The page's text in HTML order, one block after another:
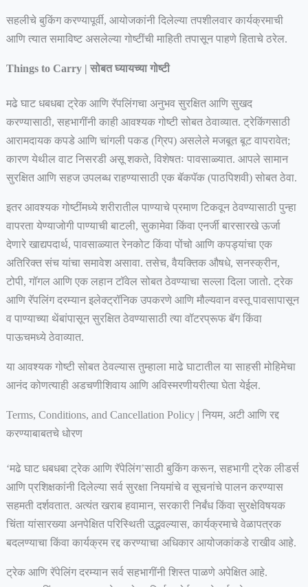
सहलीचे बुकिंग करण्यापूर्वी, आयोजकांनी दिलेल्या तपशीलवार कार्यक्रमाची
आणि त्यात समाविष्ट असलेल्या गोष्टींची माहिती तपासून पाहणे हिताचे ठरेल.
Things to Carry | सोबत घ्यायच्या गोष्टी
मढे घाट धबधबा ट्रेक आणि रॅपलिंगचा अनुभव सुरक्षित आणि सुखद
करण्यासाठी, सहभागींनी काही आवश्यक गोष्टी सोबत ठेवाव्यात. ट्रेकिंगसाठी
आरामदायक कपडे आणि चांगली पकड (ग्रिप) असलेले मजबूत बूट वापरावेत;
कारण येथील वाट निसरडी असू शकते, विशेषतः पावसाळ्यात. आपले सामान
सुरक्षित आणि सहज उपलब्ध राहण्यासाठी एक बॅकपॅक (पाठपिशवी) सोबत ठेवा.
इतर आवश्यक गोष्टींमध्ये शरीरातील पाण्याचे प्रमाण टिकवून ठेवण्यासाठी पुन्हा
वापरता येण्याजोगी पाण्याची बाटली, सुकामेवा किंवा एनर्जी बारसारखे ऊर्जा
देणारे खाद्यपदार्थ, पावसाळ्यात रेनकोट किंवा पोंचो आणि कपड्यांचा एक
अतिरिक्त संच यांचा समावेश असावा. तसेच, वैयक्तिक औषधे, सनस्क्रीन,
टोपी, गॉगल आणि एक लहान टॉवेल सोबत ठेवण्याचा सल्ला दिला जातो. ट्रेक
आणि रॅपलिंग दरम्यान इलेक्ट्रॉनिक उपकरणे आणि मौल्यवान वस्तू पावसापासून
व पाण्याच्या थेंबांपासून सुरक्षित ठेवण्यासाठी त्या वॉटरप्रूफ बॅग किंवा
पाऊचमध्ये ठेवाव्यात.
या आवश्यक गोष्टी सोबत ठेवल्यास तुम्हाला माढे घाटातील या साहसी मोहिमेचा
आनंद कोणत्याही अडचणीशिवाय आणि अविस्मरणीयरीत्या घेता येईल.
Terms, Conditions, and Cancellation Policy | नियम, अटी आणि रद्द
करण्याबाबतचे धोरण
‘मढे घाट धबधबा ट्रेक आणि रॅपेलिंग’साठी बुकिंग करून, सहभागी ट्रेक लीडर्स
आणि प्रशिक्षकांनी दिलेल्या सर्व सुरक्षा नियमांचे व सूचनांचे पालन करण्यास
सहमती दर्शवतात. अत्यंत खराब हवामान, सरकारी निर्बंध किंवा सुरक्षेविषयक
चिंता यांसारख्या अनपेक्षित परिस्थिती उद्भवल्यास, कार्यक्रमाचे वेळापत्रक
बदलण्याचा किंवा कार्यक्रम रद्द करण्याचा अधिकार आयोजकांकडे राखीव आहे.
ट्रेक आणि रॅपेलिंग दरम्यान सर्व सहभागींनी शिस्त पाळणे अपेक्षित आहे.